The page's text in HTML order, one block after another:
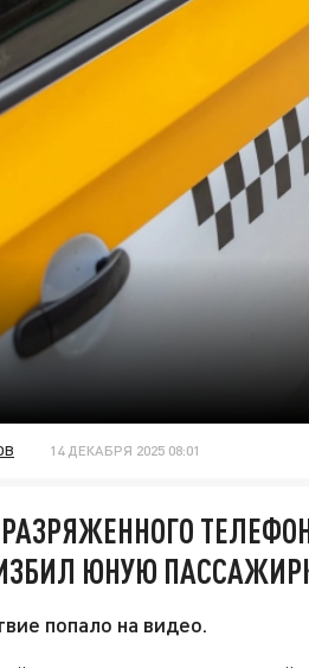
14 ДЕКАБРЯ 2025 08:01
ЮНУЮ
попало на видео.